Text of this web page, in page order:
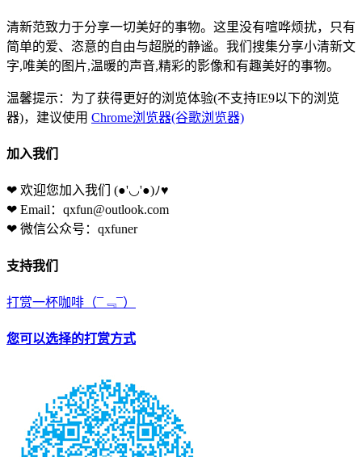
清新范致力于分享一切美好的事物。这里没有喧哗烦扰，只有
简单的爱、恣意的自由与超脱的静谧。我们搜集分享小清新文
字,唯美的图片,温暖的声音,精彩的影像和有趣美好的事物。
温馨提示：为了获得更好的浏览体验(不支持IE9以下的浏览
器)，建议使用 Chrome浏览器(谷歌浏览器)
加入我们
❤ 欢迎您加入我们 (●'◡'●)ﾉ♥
❤ Email：qxfun@outlook.com
❤ 微信公众号：qxfuner
支持我们
打赏一杯咖啡 （¯﹃¯）
您可以选择的打赏方式